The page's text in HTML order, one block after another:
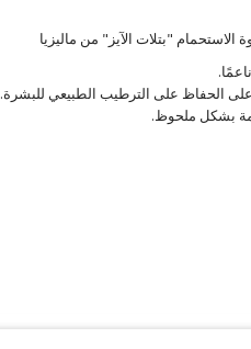
"بتلات الآيز" من ماليزيا
الحفاظ على الترطيب الطبيعي للبشرة.
بشكل ملحوظ.